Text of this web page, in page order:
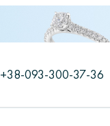
+38-093-300-37-36